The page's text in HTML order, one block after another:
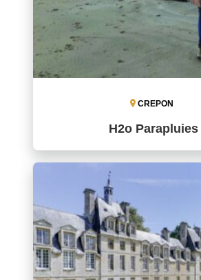
CREPON
H2o Parapluies